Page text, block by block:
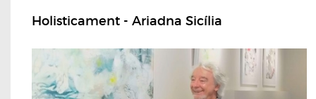
Holisticament - Ariadna Sicília